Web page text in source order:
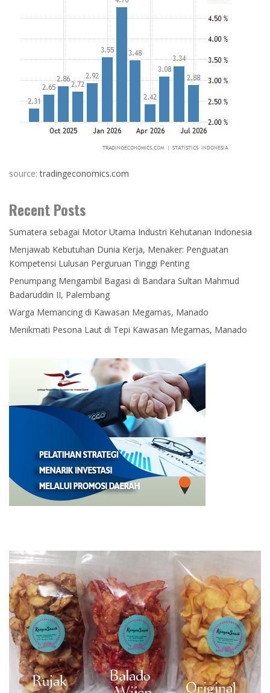
source:tradingeconomics.com
Recent Posts
Sumatera sebagai Motor Utama Industri Kehutanan Indonesia
Menjawab Kebutuhan Dunia Kerja, Menaker: Penguatan
Kompetensi Lulusan Perguruan Tinggi Penting
Penumpang Mengambil Bagasi di Bandara Sultan Mahmud
Badaruddin II, Palembang
Warga Memancing di Kawasan Megamas, Manado
Menikmati Pesona Laut di Tepi Kawasan Megamas, Manado